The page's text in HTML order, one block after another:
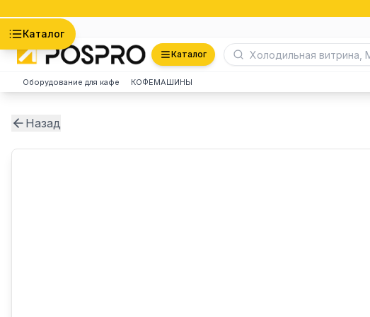
Каталог
Каталог
Оборудование для кафе КОФЕМАШИНЫ
Назад